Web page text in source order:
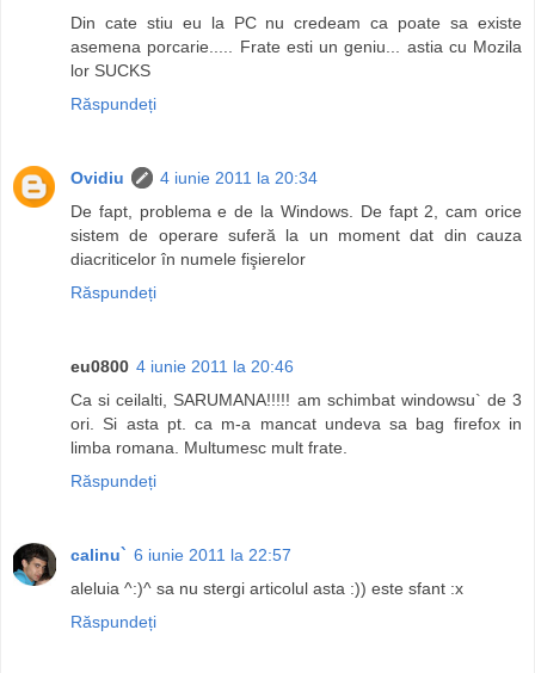
Din cate stiu eu la PC nu credeam ca poate sa existe
asemena porcarie..... Frate esti un geniu... astia cu Mozila
lor SUCKS
Răspundeți
Ovidiu
4 iunie 2011 la 20:34
De fapt, problema e de la Windows. De fapt 2, cam orice
sistem de operare suferă la un moment dat din cauza
diacriticelor în numele fişierelor
Răspundeți
eu0800 4 iunie 2011 la 20:46
Ca si ceilalti, SARUMANA!!!!! am schimbat windowsu` de 3
ori. Si asta pt. ca m-a mancat undeva sa bag firefox in
limba romana. Multumesc mult frate.
Răspundeți
calinu` 6 iunie 2011 la 22:57
aleluia ^:)^ sa nu stergi articolul asta :)) este sfant :x
Răspundeți